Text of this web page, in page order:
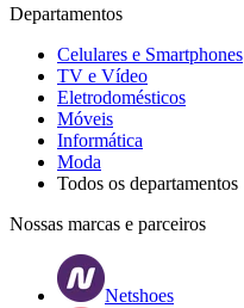
Departamentos
Celulares e Smartphones
TV e Vídeo
Eletrodomésticos
Móveis
Informática
Moda
Todos os departamentos
Nossas marcas e parceiros
Netshoes